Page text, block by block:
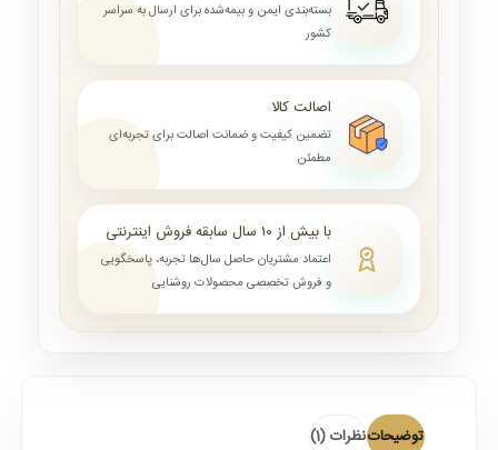
بسته‌بندی ایمن و بیمه‌شده برای ارسال به سراسر
کشور
اصالت کالا
تضمین کیفیت و ضمانت اصالت برای تجربه‌ای
مطمئن
با بیش از ۱۰ سال سابقه فروش اینترنتی
اعتماد مشتریان حاصل سال‌ها تجربه، پاسخگویی
و فروش تخصصی محصولات روشنایی
توضیحاتنظرات (1)